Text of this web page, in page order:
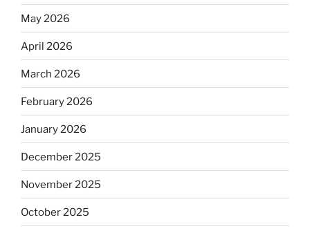
May 2026
April 2026
March 2026
February 2026
January 2026
December 2025
November 2025
October 2025